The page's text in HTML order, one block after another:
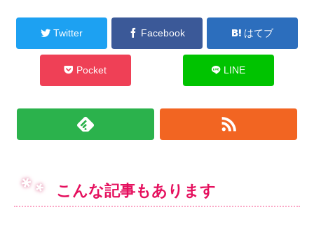
Twitter Facebook はてブ
Pocket LINE
こんな記事もあります